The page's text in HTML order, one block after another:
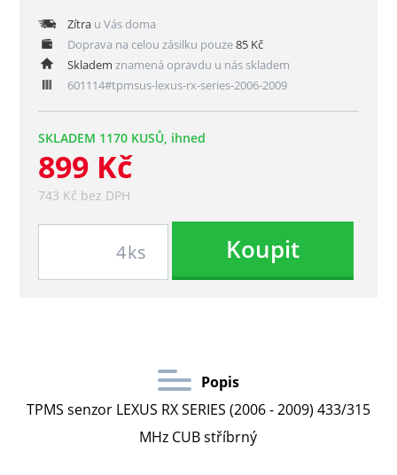
Zítrau Vás doma
Doprava na celou zásilku pouze85 Kč
Skladem znamená opravdu u nás skladem
601114#tpmsus-lexus-rx-series-2006-2009
SKLADEM 1170 KUSŮ, ihned
899 Kč
743 Kč bez DPH
ks Koupit
Popis
TPMS senzor LEXUS RX SERIES (2006 - 2009) 433/315
MHz CUB stříbrný